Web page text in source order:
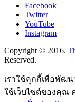
Facebook
Twitter
YouTube
Instagram
Copyright © 2016.
Reserved.
เราใช้คุกกี้เพื่อพัฒ
ใช้เว็บไซต์ของคุณ